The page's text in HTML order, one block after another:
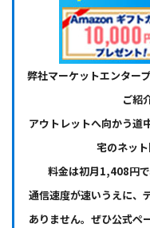
弊社マーケットエンター
ご紹
アウトレットへ向かう道
宅のネッ
料金は初月1,408円
通信速度が速いうえに、
ありません。ぜひ公式ペ